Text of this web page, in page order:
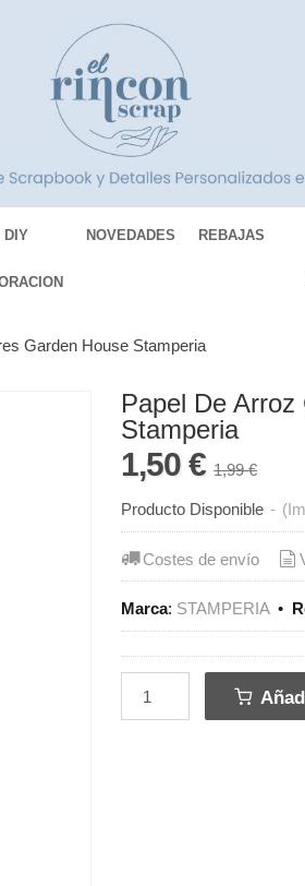
DIY NOVEDADES REBAJAS
Garden House Stamperia
Papel De
Stamperia
1,50 €1,99 €
Producto Disponible -
Costes de envío
Marca: STAMPERIA•